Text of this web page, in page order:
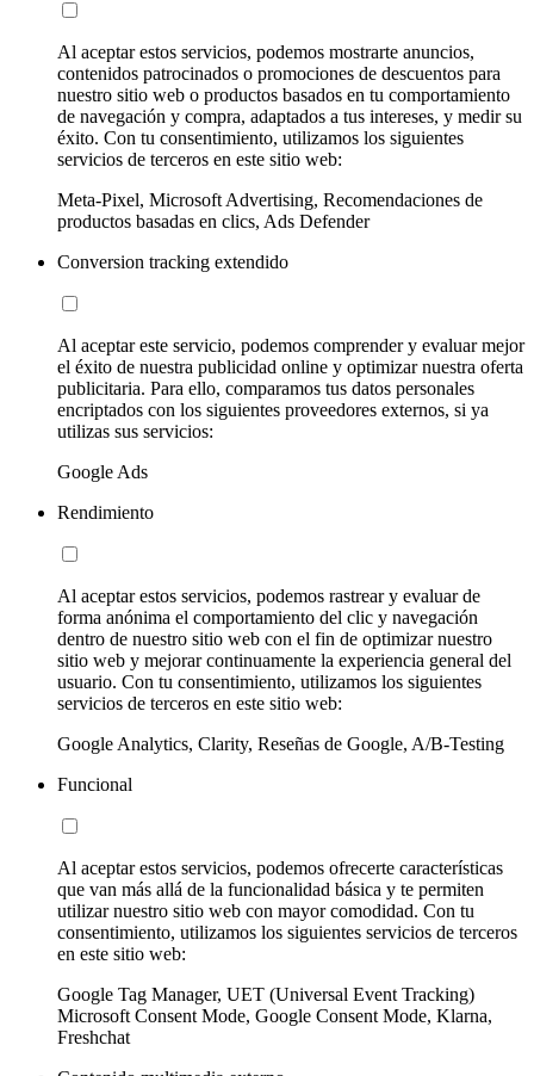
Al aceptar estos servicios, podemos mostrarte anuncios,
contenidos patrocinados o promociones de descuentos para
nuestro sitio web o productos basados en tu comportamiento
de navegación y compra, adaptados a tus intereses, y medir su
éxito. Con tu consentimiento, utilizamos los siguientes
servicios de terceros en este sitio web:
Meta-Pixel, Microsoft Advertising, Recomendaciones de
productos basadas en clics, Ads Defender
Conversion tracking extendido
Al aceptar este servicio, podemos comprender y evaluar mejor
el éxito de nuestra publicidad online y optimizar nuestra oferta
publicitaria. Para ello, comparamos tus datos personales
encriptados con los siguientes proveedores externos, si ya
utilizas sus servicios:
Google Ads
Rendimiento
Al aceptar estos servicios, podemos rastrear y evaluar de
forma anónima el comportamiento del clic y navegación
dentro de nuestro sitio web con el fin de optimizar nuestro
sitio web y mejorar continuamente la experiencia general del
usuario. Con tu consentimiento, utilizamos los siguientes
servicios de terceros en este sitio web:
Google Analytics, Clarity, Reseñas de Google, A/B-Testing
Funcional
Al aceptar estos servicios, podemos ofrecerte características
que van más allá de la funcionalidad básica y te permiten
utilizar nuestro sitio web con mayor comodidad. Con tu
consentimiento, utilizamos los siguientes servicios de terceros
en este sitio web:
Google Tag Manager, UET (Universal Event Tracking)
Microsoft Consent Mode, Google Consent Mode, Klarna,
Freshchat